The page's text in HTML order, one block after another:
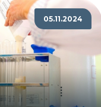
05.11.2024